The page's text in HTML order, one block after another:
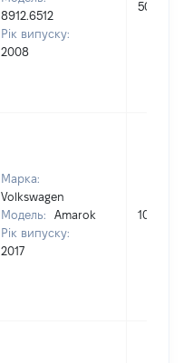
8912.6512
Рік випуску:
2008
5000
Марка:
Volkswagen
Модель:
Amarok
Рік випуску:
2017
1011500